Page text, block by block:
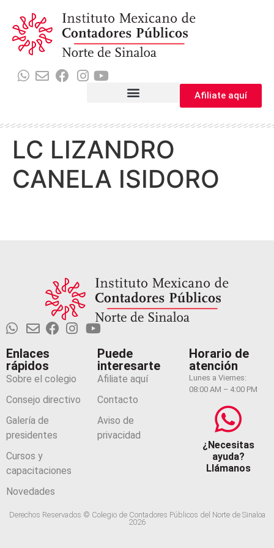
Afiliate aquí
LC LIZANDRO
CANELA ISIDORO
Enlaces
rápidos
Sobre el colegio
Consejo directivo
Galería de
presidentes
Cursos y
capacitaciones
Novedades
Puede
interesarte
Afiliate aquí
Contacto
Aviso de
privacidad
Horario de
atención
Lunes a Viernes:
08:00 AM – 4:00 PM
¿Necesitas
ayuda?
Llámanos
Derechos Reservados © Colegio de Contadores Públicos del Norte de Sinaloa
2026